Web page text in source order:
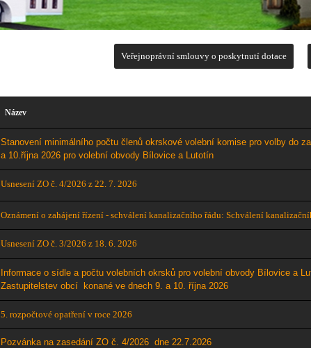
Veřejnoprávní smlouvy o poskytnutí dotace
Název
Stanovení minimálního počtu členů okrskové volební komise pro volby do
a 10.října 2026 pro volební obvody Bílovice a Lutotín
Usnesení ZO č. 4/2026 z 22. 7. 2026
Oznámení o zahájení řízení - schválení kanalizačního řádu: Schválení
Usnesení ZO č. 3/2026 z 18. 6. 2026
Informace o sídle a počtu volebních okrsků pro volební obvody Bílovice a
Zastupitelstev obcí konané ve dnech 9. a 10. října 2026
5 . rozpočtové opatření v roce 2026
Pozvánka na zasedání ZO č. 4/2026 dne 22.7.2026